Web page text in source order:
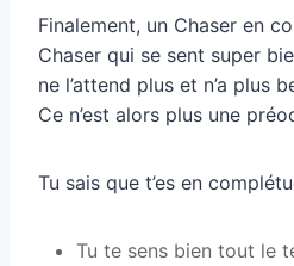
Finalement, un Chaser en
Chaser qui se sent super
ne l’attend plus et n’a plus
Ce n’est alors plus une
Tu sais que t’es en
Tu te sens bien tout le